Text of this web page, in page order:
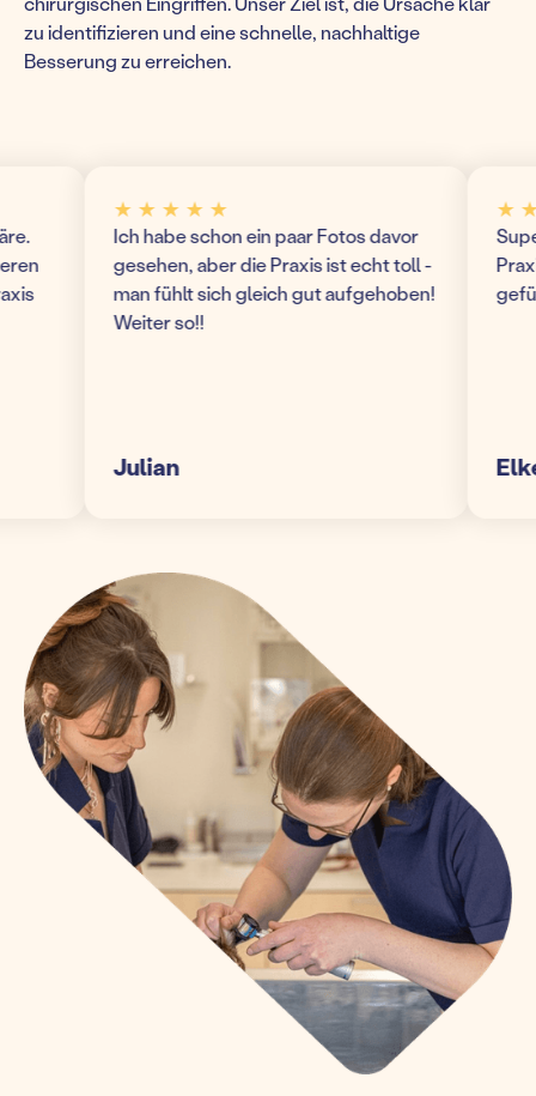
zu identifizieren und eine schnelle, nachhaltige
Besserung zu erreichen.
★ ★ ★ ★ ★
Ich habe schon ein paar Fotos davor
gesehen, aber die Praxis ist echt toll -
man fühlt sich gleich gut aufgehoben!
Weiter so!!
Julian
★ ★
Super
Elke